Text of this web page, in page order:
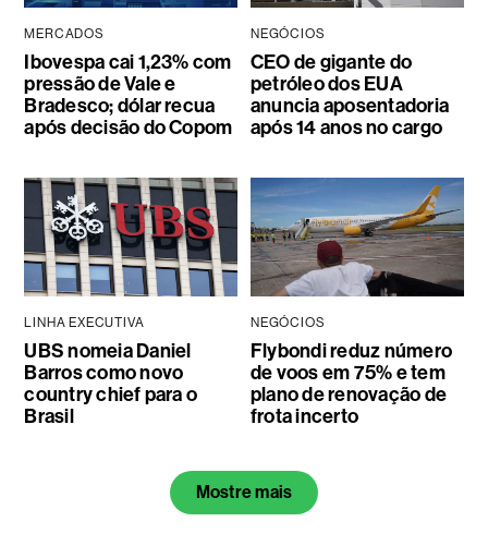
MERCADOS
Ibovespa cai 1,23% com
pressão de Vale e
Bradesco; dólar recua
após decisão do Copom
NEGÓCIOS
CEO de gigante do
petróleo dos EUA
anuncia aposentadoria
após 14 anos no cargo
LINHA EXECUTIVA
UBS nomeia Daniel
Barros como novo
country chief para o
Brasil
NEGÓCIOS
Flybondi reduz número
de voos em 75% e tem
plano de renovação de
frota incerto
Mostre mais